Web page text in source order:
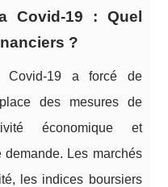
Covid-19 : Quel
?
Covid-19 a forcé de
des mesures de
économique et
demande. Les marchés
les indices boursiers